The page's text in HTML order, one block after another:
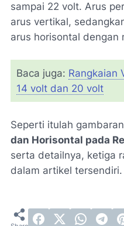
sampai 22 volt. Arus
arus vertikal,
arus horisontal dengan
Baca juga: Rangkaian
14 volt dan 20 volt
Seperti itulah
dan Horisontal pada
serta detailnya, ketiga
dalam artikel tersendiri.